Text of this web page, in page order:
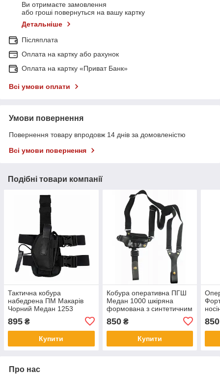
Ви отримаєте замовлення
або гроші повернуться на вашу картку
Детальніше
Післяплата
Оплата на картку або рахунок
Оплата на картку «Приват Банк»
Всі умови оплати
Умови повернення
Повернення товару впродовж 14 днів за домовленістю
Всі умови повернення
Подібні товари компанії
Тактична кобура
набедрена ПМ Макарів
Чорний Медан 1253
895 ₴
Купити
Кобура оперативна ПГШ
Медан 1000 шкіряна
формована з синтетичним
850₴
Купити
та
850
Про нас